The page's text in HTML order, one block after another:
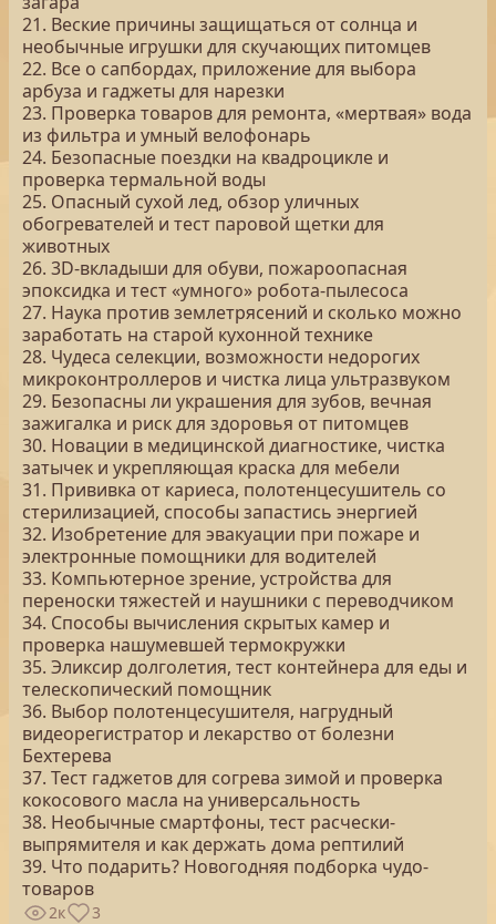
21. Веские причины защищаться от солнца и
необычные игрушки для скучающих питомцев
22. Все о сапбордах, приложение для выбора
арбуза и гаджеты для нарезки
23. Проверка товаров для ремонта, «мертвая» вода
из фильтра и умный велофонарь
24. Безопасные поездки на квадроцикле и
проверка термальной воды
25. Опасный сухой лед, обзор уличных
обогревателей и тест паровой щетки для
животных
26. 3D-вкладыши для обуви, пожароопасная
эпоксидка и тест «умного» робота-пылесоса
27. Наука против землетрясений и сколько можно
заработать на старой кухонной технике
28. Чудеса селекции, возможности недорогих
микроконтроллеров и чистка лица ультразвуком
29. Безопасны ли украшения для зубов, вечная
зажигалка и риск для здоровья от питомцев
30. Новации в медицинской диагностике, чистка
затычек и укрепляющая краска для мебели
31. Прививка от кариеса, полотенцесушитель со
стерилизацией, способы запастись энергией
32. Изобретение для эвакуации при пожаре и
электронные помощники для водителей
33. Компьютерное зрение, устройства для
переноски тяжестей и наушники с переводчиком
34. Способы вычисления скрытых камер и
проверка нашумевшей термокружки
35. Эликсир долголетия, тест контейнера для еды и
телескопический помощник
36. Выбор полотенцесушителя, нагрудный
видеорегистратор и лекарство от болезни
Бехтерева
37. Тест гаджетов для согрева зимой и проверка
кокосового масла на универсальность
38. Необычные смартфоны, тест расчески-
выпрямителя и как держать дома рептилий
39. Что подарить? Новогодняя подборка чудо-
товаров
2к 3